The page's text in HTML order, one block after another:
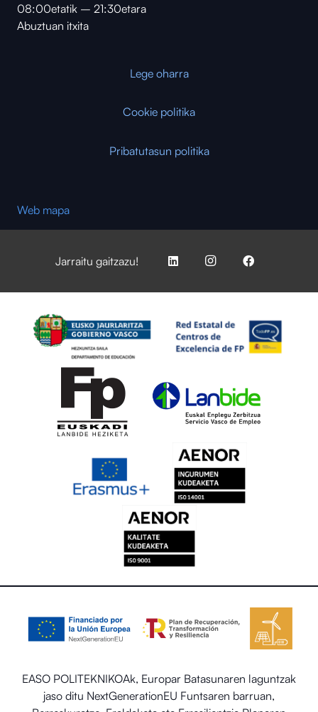
08:00etatik – 21:30etara
Abuztuan itxita
Lege oharra
Cookie politika
Pribatutasun politika
Web mapa
Jarraitu gaitzazu!
EASO POLITEKNIKOAk, Europar Batasunaren laguntzak
jaso ditu NextGenerationEU Funtsaren barruan,